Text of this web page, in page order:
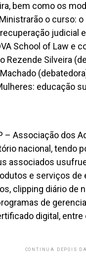
bem como os
o curso:
judicial
School of Law e
Rezende Silveira
educação
– Associação dos
nacional, tendo
associados
e serviços
clipping diário de
de
digital, entre
CONTINUA DEPOIS